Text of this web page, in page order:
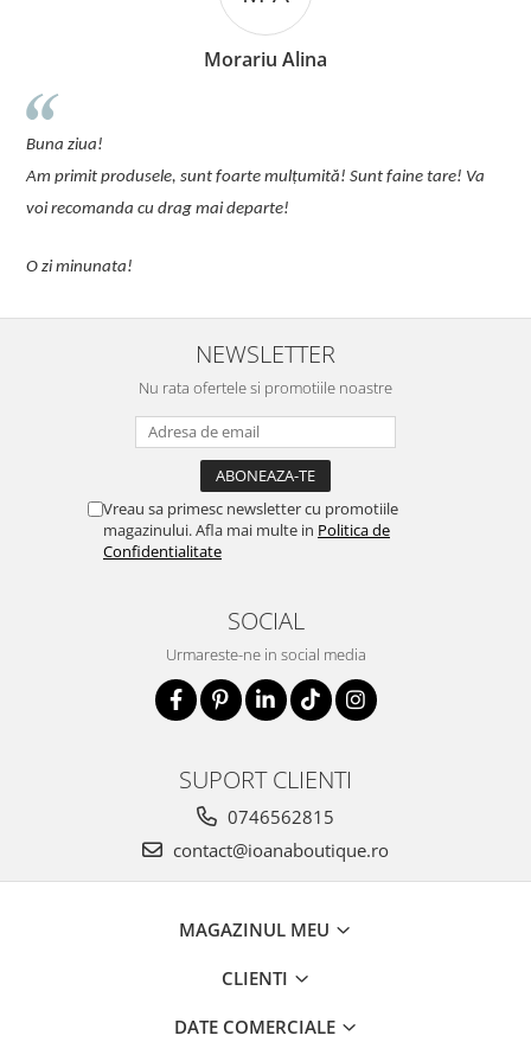
Morariu Alina
Buna ziua!
Am primit produsele, sunt foarte mulțumită! Sunt faine tare! Va
voi recomanda cu drag mai departe!
O zi minunata!
NEWSLETTER
Nu rata ofertele si promotiile noastre
Vreau sa primesc newsletter cu promotiile
magazinului. Afla mai multe in Politica de
Confidentialitate
SOCIAL
Urmareste-ne in social media
SUPORT CLIENTI
0746562815
contact@ioanaboutique.ro
MAGAZINUL MEU
CLIENTI
DATE COMERCIALE